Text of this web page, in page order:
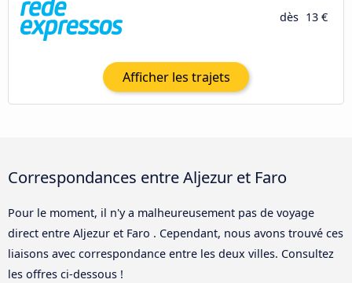
dès 13 €
Afficher les trajets
Correspondances entre Aljezur et Faro
Pour le moment, il n'y a malheureusement pas de voyage
direct entre Aljezur et Faro . Cependant, nous avons trouvé ces
liaisons avec correspondance entre les deux villes. Consultez
les offres ci-dessous !